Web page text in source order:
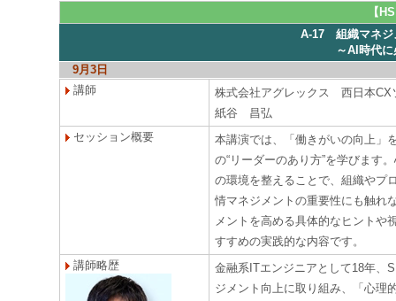
【
A-17 組織マネジ
～AI時代
9月3日
講師
株式会社アグレックス 西日本CX
紙谷 昌弘
セッション概要
本講演では、「働きがいの向上」
の“リーダーのあり方”を学びます
の環境を整えることで、組織やプ
情マネジメントの重要性にも触れ
メントを高める具体的なヒントや
すすめの実践的な内容です。
講師略歴
金融系ITエンジニアとして18年、
ジメント向上に取り組み、「心理